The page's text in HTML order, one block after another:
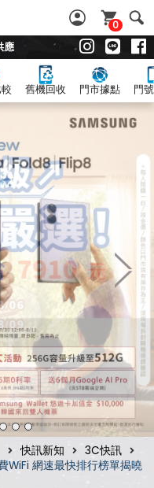
0
應
舊機回收 門市據點 門
快訊新知
3C快訊
WiFi 網速最快排行榜單揭曉